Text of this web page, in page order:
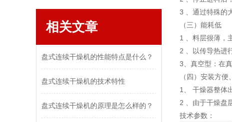
相关文章
盘式连续干燥机的性能特点是什么？
盘式连续干燥机的技术特性
盘式连续干燥机的原理是怎么样的？
3 、通过特殊的
（三）能耗低
1 、料层很薄，
2 、以传导热进
3、真空型：在
（四）安装方
1、 干燥器整体
2 、由于干燥盘
技术参数：